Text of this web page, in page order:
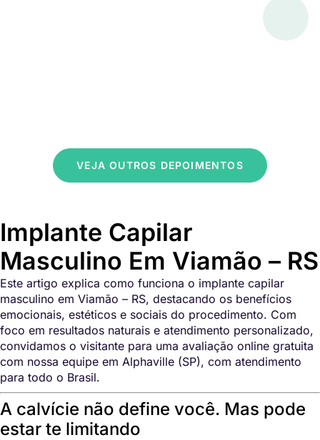
VEJA OUTROS DEPOIMENTOS
Implante Capilar
Masculino Em Viamão – RS
Este artigo explica como funciona o implante capilar
masculino em Viamão – RS, destacando os benefícios
emocionais, estéticos e sociais do procedimento. Com
foco em resultados naturais e atendimento personalizado,
convidamos o visitante para uma avaliação online gratuita
com nossa equipe em Alphaville (SP), com atendimento
para todo o Brasil.
A calvície não define você. Mas pode
estar te limitando